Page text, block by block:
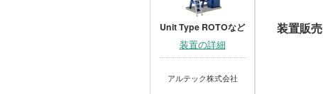
Unit Type ROTOなど
装置の詳細
アルテック株式会社
装置販売